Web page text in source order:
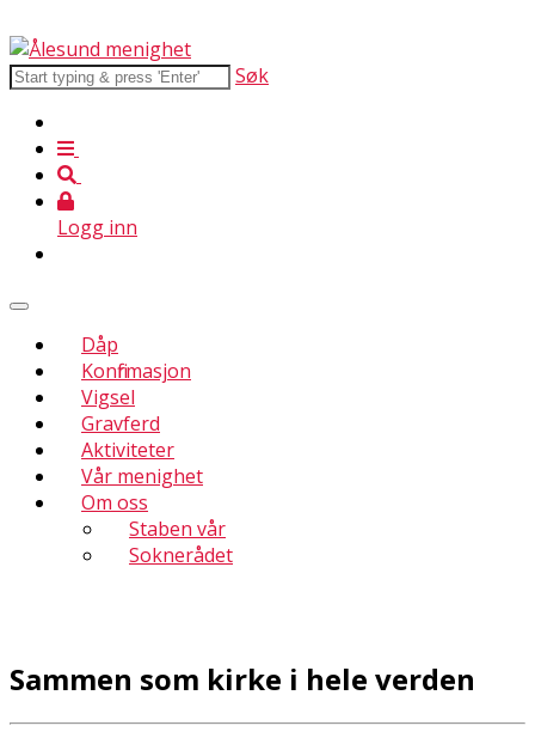
Søk
Logg inn
Dåp
Konfirmasjon
Vigsel
Gravferd
Aktiviteter
Vår menighet
Om oss
Staben vår
Soknerådet
Sammen som kirke i hele verden